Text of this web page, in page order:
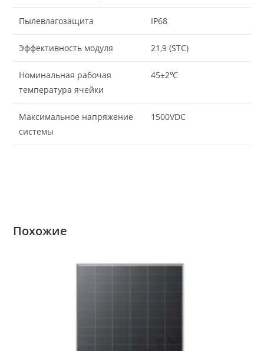
Пылевлагозащита IP68
Эффективность модуля 21,9 (STC)
Номинальная рабочая
температура ячейки
45±2℃
Максимальное напряжение
системы
1500VDC
Похожие